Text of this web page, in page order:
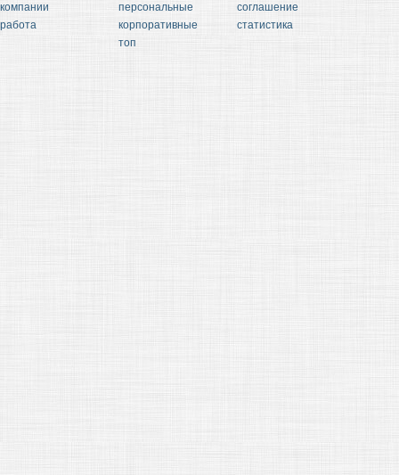
компании
работа
персональные
корпоративные
топ
соглашение
статистика